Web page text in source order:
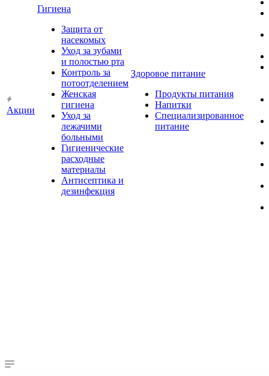
Акции
Гигиена
Защита от
насекомых
Уход за зубами
и полостью рта
Контроль за
потоотделением
Женская
гигиена
Уход за
лежачими
больными
Гигиенические
расходные
материалы
Антисептика и
дезинфекция
Здоровое питание
Продукты питания
Напитки
Специализированное
питание